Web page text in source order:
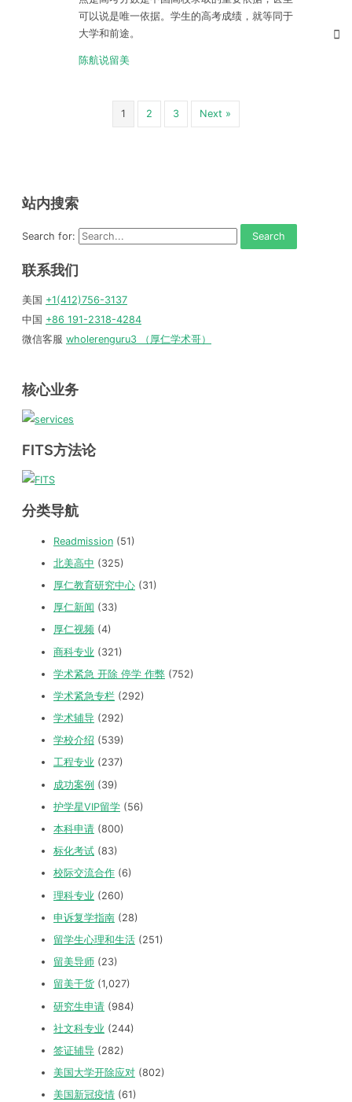
可以说是唯一依据。学生的高考成绩，就等同于
大学和前途。
陈航说留美
1 2 3 Next »
站内搜索
Search for:
联系我们
美国 +1(412)756-3137
中国 +86 191-2318-4284
微信客服 wholerenguru3 （厚仁学术哥）
核心业务
FITS方法论
分类导航
Readmission (51)
北美高中 (325)
厚仁教育研究中心 (31)
厚仁新闻 (33)
厚仁视频 (4)
商科专业 (321)
学术紧急 开除 停学 作弊 (752)
学术紧急专栏 (292)
学术辅导 (292)
学校介绍 (539)
工程专业 (237)
成功案例 (39)
护学星VIP留学 (56)
本科申请 (800)
标化考试 (83)
校际交流合作 (6)
理科专业 (260)
申诉复学指南 (28)
留学生心理和生活 (251)
留美导师 (23)
留美干货 (1,027)
研究生申请 (984)
社文科专业 (244)
签证辅导 (282)
美国大学开除应对 (802)
美国新冠疫情 (61)